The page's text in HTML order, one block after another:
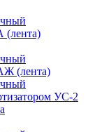
(лента)
(лента)
УС-2